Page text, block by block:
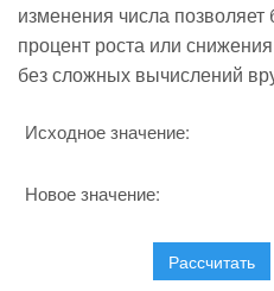
изменения числа
процент роста или
без сложных вычислений
Исходное значение:
Новое значение:
Рассчитать